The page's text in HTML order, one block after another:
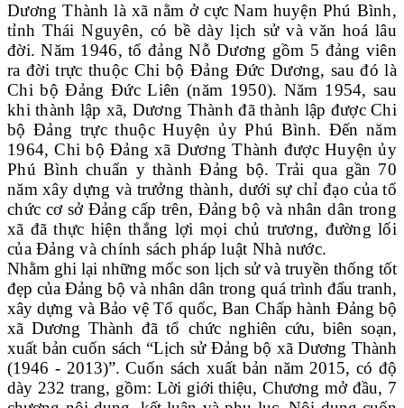
Dương Thành là xã nằm ở cực Nam huyện Phú Bình,
tỉnh Thái Nguyên, có bề dày lịch sử và văn hoá lâu
đời. Năm 1946, tổ đảng Nỗ Dương gồm 5 đảng viên
ra đời trực thuộc Chi bộ Đảng Đức Dương, sau đó là
Chi bộ Đảng Đức Liên (năm 1950). Năm 1954, sau
khi thành lập xã, Dương Thành đã thành lập được Chi
bộ Đảng trực thuộc Huyện ủy Phú Bình. Đến năm
1964, Chi bộ Đảng xã Dương Thành được Huyện ủy
Phú Bình chuẩn y thành Đảng bộ. Trải qua gần 70
năm xây dựng và trưởng thành, dưới sự chỉ đạo của tổ
chức cơ sở Đảng cấp trên, Đảng bộ và nhân dân trong
xã đã thực hiện thắng lợi mọi chủ trương, đường lối
của Đảng và chính sách pháp luật Nhà nước.
Nhằm ghi lại những mốc son lịch sử và truyền thống tốt
đẹp của Đảng bộ và nhân dân trong quá trình đấu tranh,
xây dựng và Bảo vệ Tổ quốc, Ban Chấp hành Đảng bộ
xã Dương Thành đã tổ chức nghiên cứu, biên soạn,
xuất bản cuốn sách “Lịch sử Đảng bộ xã Dương Thành
(1946 - 2013)”. Cuốn sách xuất bản năm 2015, có độ
dày 232 trang, gồm: Lời giới thiệu, Chương mở đầu, 7